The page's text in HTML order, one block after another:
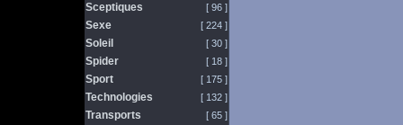
Sceptiques [ 96 ]
Sexe [ 224 ]
Soleil [ 30 ]
Spider [ 18 ]
Sport [ 175 ]
Technologies [ 132 ]
Transports [ 65 ]